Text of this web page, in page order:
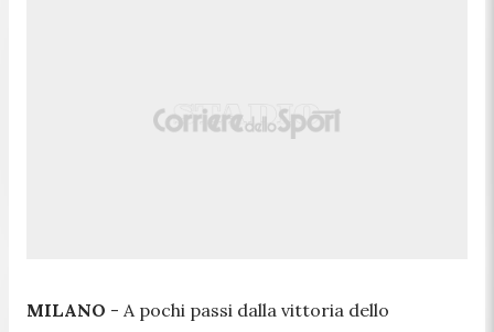
MILANO - A pochi passi dalla vittoria dello